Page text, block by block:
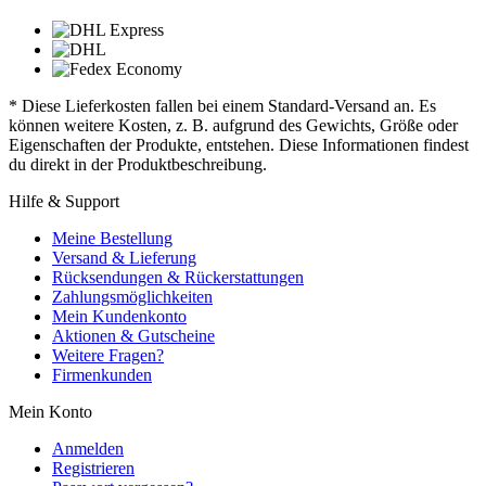
* Diese Lieferkosten fallen bei einem Standard-Versand an. Es
können weitere Kosten, z. B. aufgrund des Gewichts, Größe oder
Eigenschaften der Produkte, entstehen. Diese Informationen findest
du direkt in der Produktbeschreibung.
Hilfe & Support
Meine Bestellung
Versand & Lieferung
Rücksendungen & Rückerstattungen
Zahlungsmöglichkeiten
Mein Kundenkonto
Aktionen & Gutscheine
Weitere Fragen?
Firmenkunden
Mein Konto
Anmelden
Registrieren